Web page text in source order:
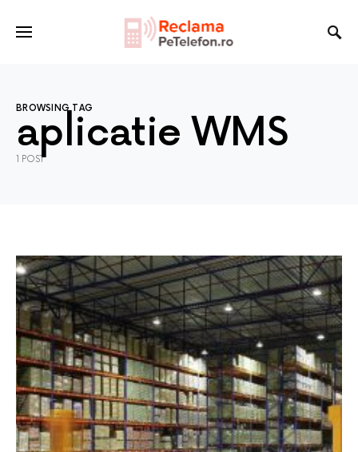
BROWSING TAG
aplicatie WMS
1 POST